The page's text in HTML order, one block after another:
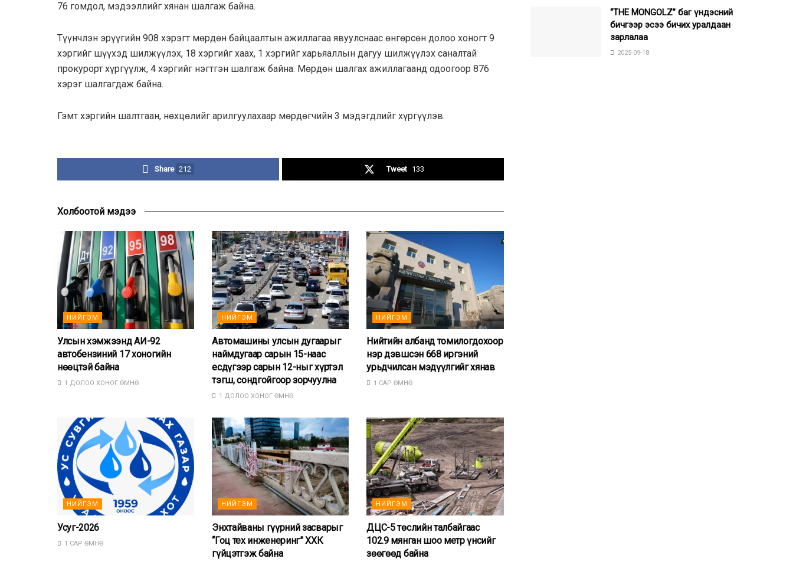
76 гомдол, мэдээллийг хянан шалгаж байна.
Түүнчлэн эрүүгийн 908 хэрэгт мөрдөн байцаалтын ажиллагаа явуулснаас өнгөрсөн долоо хоногт 9
хэргийг шүүхэд шилжүүлэх, 18 хэргийг хаах, 1 хэргийг харьяаллын дагуу шилжүүлэх саналтай
прокурорт хүргүүлж, 4 хэргийг нэгтгэн шалгаж байна. Мөрдөн шалгах ажиллагаанд одоогоор 876
хэрэг шалгагдаж байна.
Гэмт хэргийн шалтгаан, нөхцөлийг арилгуулахаар мөрдөгчийн 3 мэдэгдлийг хүргүүлэв.
Share 212 Tweet 133
Холбоотой мэдээ
НИЙГЭМ
Улсын хэмжээнд АИ-92
автобензиний 17 хоногийн
нөөцтэй байна
1 ДОЛОО ХОНОГ ӨМНӨ
НИЙГЭМ
Автомашины улсын дугаарыг
наймдугаар сарын 15-наас
есдүгээр сарын 12-ныг хүртэл
тэгш, сондгойгоор зорчуулна
1 ДОЛОО ХОНОГ ӨМНӨ
НИЙГЭМ
Нийтийн албанд томилогдохоор
нэр дэвшсэн 668 иргэний
урьдчилсан мэдүүлгийг хянав
1 САР ӨМНӨ
НИЙГЭМ
Усуг-2026
1 САР ӨМНӨ
НИЙГЭМ
Энхтайваны гүүрний засварыг
“Гоц тех инженеринг” ХХК
гүйцэтгэж байна
НИЙГЭМ
ДЦС-5 төслийн талбайгаас
102.9 мянган шоо метр үнсийг
зөөгөөд байна
“THE MONGOLZ” баг үндэсний
бичгээр эсээ бичих уралдаан
зарлалаа
2025-09-18